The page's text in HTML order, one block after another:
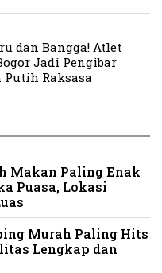
dan Bangga! Atlet
Jadi Pengibar
Putih Raksasa
Makan Paling Enak
Puasa, Lokasi
Murah Paling Hits
Lengkap dan